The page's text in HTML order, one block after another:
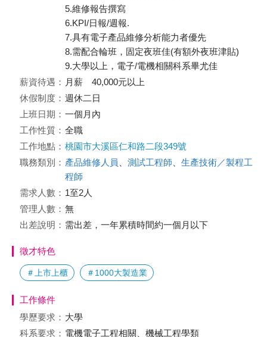
5.維修報告撰寫
6.KPI/日報/週報.
7.具有電子產品維修分析能力者優先
8.需配合輪班，固定夜班佳(有額外夜班津貼)
9.大學以上，電子/電機相關科系畢尤佳
薪資待遇： 月薪 40,000元以上
休假制度： 週休二日
上班日期： 一個月內
工作性質： 全職
工作地點： 桃園市大溪區仁和路二段349號
職務類別： 產品維修人員 測試工程師
生產技術／製程工
程師
需求人數： 1至2人
管理人數： 無
出差說明： 需出差，一年累積時間約一個月以下
徵才特色
＃上市上櫃 ＃1000大製造業
工作條件
學歷要求： 大學
科系要求： 電機電子工程相關、機械工程學類